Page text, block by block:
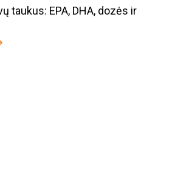
taukus: EPA, DHA, dozės ir